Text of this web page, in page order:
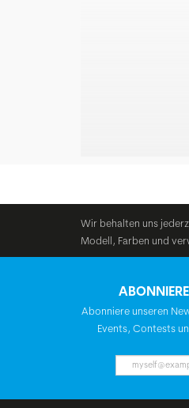
Wir behalten uns
Modell, Farben und
Abonniere unseren
Events, Contests